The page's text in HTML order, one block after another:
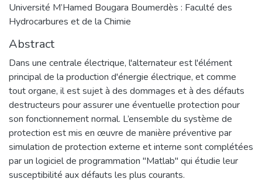
Université M’Hamed Bougara Boumerdès : Faculté des
Hydrocarbures et de la Chimie
Abstract
Dans une centrale électrique, l'alternateur est l'élément
principal de la production d'énergie électrique, et comme
tout organe, il est sujet à des dommages et à des défauts
destructeurs pour assurer une éventuelle protection pour
son fonctionnement normal. L’ensemble du système de
protection est mis en œuvre de manière préventive par
simulation de protection externe et interne sont complétées
par un logiciel de programmation "Matlab" qui étudie leur
susceptibilité aux défauts les plus courants.